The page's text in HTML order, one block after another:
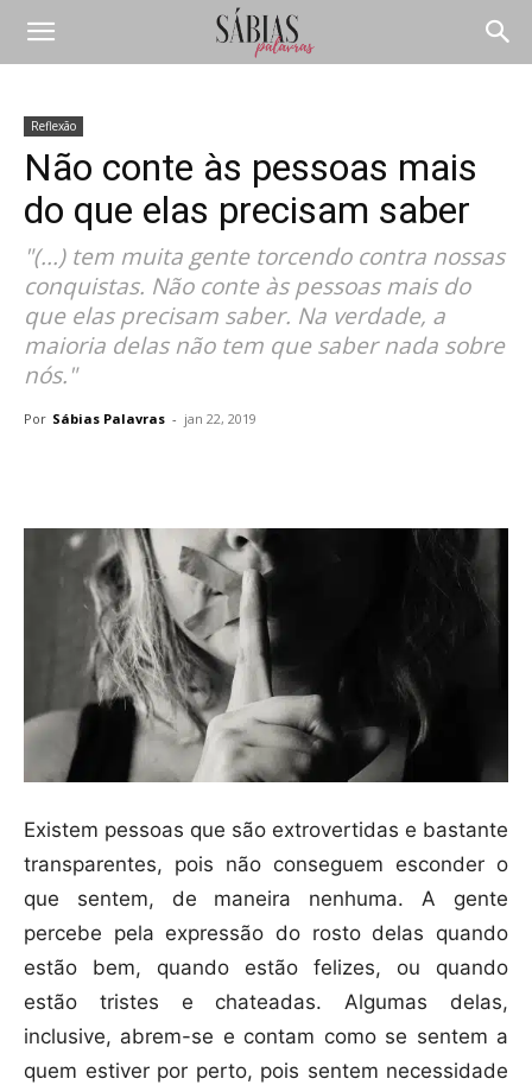
Reflexão
Não conte às pessoas mais
do que elas precisam saber
"(...) tem muita gente torcendo contra nossas
conquistas. Não conte às pessoas mais do
que elas precisam saber. Na verdade, a
maioria delas não tem que saber nada sobre
nós."
Por Sábias Palavras - jan 22, 2019
Existem pessoas que são extrovertidas e bastante
transparentes, pois não conseguem esconder o
que sentem, de maneira nenhuma. A gente
percebe pela expressão do rosto delas quando
estão bem, quando estão felizes, ou quando
estão tristes e chateadas. Algumas delas,
inclusive, abrem-se e contam como se sentem a
quem estiver por perto, pois sentem necessidade